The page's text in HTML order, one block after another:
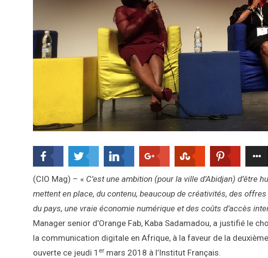
(CIO Mag) – « C’est une ambition (pour la ville d’Abidjan) d’être
mettent en place, du contenu, beaucoup de créativités, des
du pays, une vraie économie numérique et des coûts d’accès
Manager senior d’Orange Fab, Kaba Sadamadou, a justifié le
la communication digitale en Afrique, à la faveur de la
ouverte ce jeudi 1 er mars 2018 à l’Institut Français.